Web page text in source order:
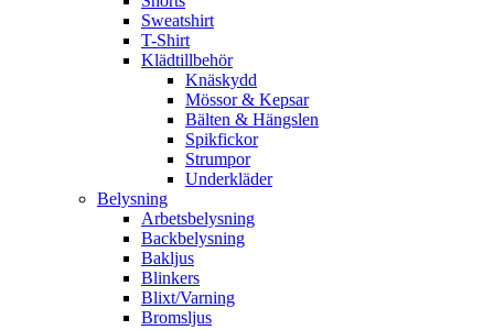
Sweatshirt
T-Shirt
Klädtillbehör
Knäskydd
Mössor & Kepsar
Bälten & Hängslen
Spikfickor
Strumpor
Underkläder
Belysning
Arbetsbelysning
Backbelysning
Bakljus
Blinkers
Blixt/Varning
Bromsljus